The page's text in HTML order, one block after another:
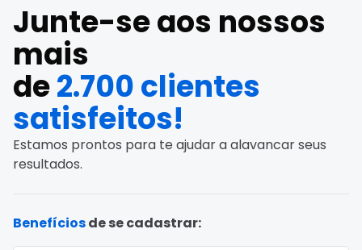
Junte-se aos nossos
mais
de2.700 clientes
satisfeitos!
Estamos prontos para te ajudar a alavancar seus
resultados.
Benefíciosde se cadastrar: